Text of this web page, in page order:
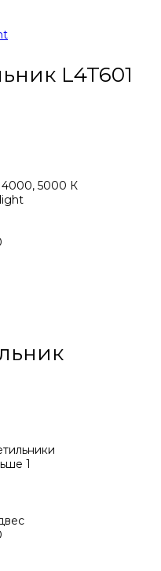
L4T601
5000 К
1